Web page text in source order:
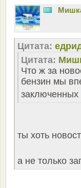
Цитата:
Цитата:
Что ж за
бензин мы
заключенных
ты хоть
а не только